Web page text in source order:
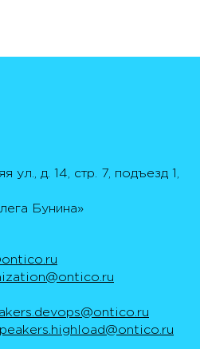
д. 14, стр. 7, подъезд 1,
Бунина»